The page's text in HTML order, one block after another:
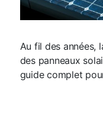
Au fil des années,
des panneaux
guide complet